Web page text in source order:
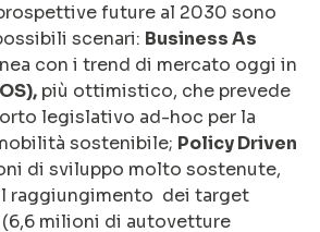
future al 2030 sono
scenari: Business As
con i trend di mercato oggi in
più ottimistico, che prevede
legislativo ad-hoc per la
sostenibile; Policy Driven
di sviluppo molto sostenute,
raggiungimento dei target
milioni di autovetture